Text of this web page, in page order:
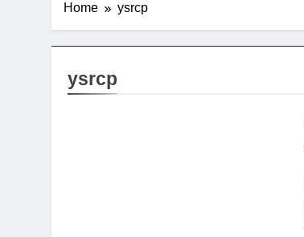
Home ysrcp
ysrcp